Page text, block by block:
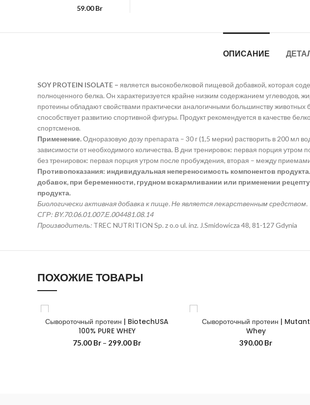
59.00Br
ОПИСАНИЕ
SOY PROTEIN ISOLATE – является высокобелковой пищевой добавкой, которая
полноценного белка. Он характеризуется крайне низким содержанием углеводов,
протеины обладают свойствами практически аналогичными большинству животных
способствует развитию спортивной фигуры. Продукт рекомендуется в качестве
спортсменов.
Применение.Одноразовую дозу препарата – 30 г (1,5 мерки) растворить в 200
зависимости от необходимого количества. В дни тренировок: первая порция
без тренировок: первая порция утром после пробуждения, вторая – между
Противопоказания: индивидуальная непереносимость компонентов
добавок, при беременности, грудном вскармливании или применении
продукта.
Биологически активная добавка к пище. Не является лекарственным средством.
СГР: BY.70.06.01.007.Е.004481.08.14
Производитель: TREC NUTRITION Sp. z o.o ul. inz. J.Smidowicza 48, 81-127 Gdynia
ПОХОЖИЕ ТОВАРЫ
Сывороточный протеин | BiotechUSA
100% PURE WHEY
75.00 Br – 299.00 Br
Сывороточный протеин | Mutant
Whey
390.00 Br